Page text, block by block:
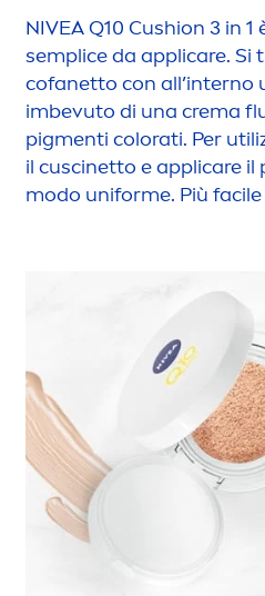
NIVEAQ10 Cushion 3 in
semplice da applicare. Si
cofanetto con all’interno
imbevuto di una crema
pigmenti colorati. Per
il cuscinetto e applicare il
modo uniforme. Più facile